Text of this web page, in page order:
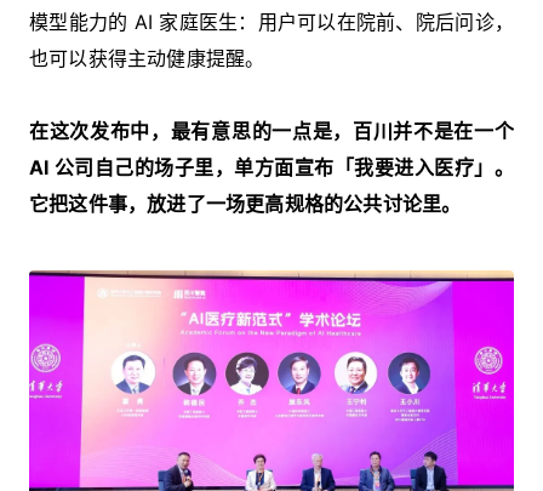
模型能力的 AI 家庭医生：用户可以在院前、院后问诊，
也可以获得主动健康提醒。
在这次发布中，最有意思的一点是，百川并不是在一个
AI 公司自己的场子里，单方面宣布「我要进入医疗」。
它把这件事，放进了一场更高规格的公共讨论里。